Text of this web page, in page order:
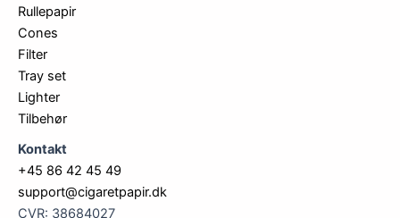
Rullepapir
Cones
Filter
Tray set
Lighter
Tilbehør
Kontakt
+45 86 42 45 49
support@cigaretpapir.dk
CVR: 38684027